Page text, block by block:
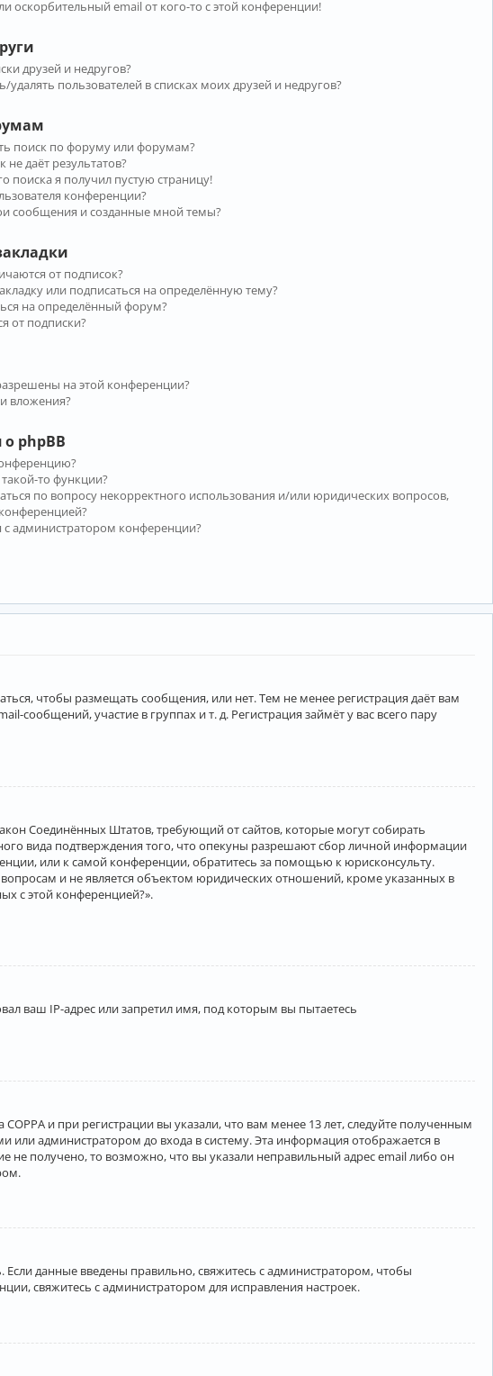
оскорбительный email от кого-то с этой конференции!
друзей и недругов?
удалять пользователей в списках моих друзей и недругов?
поиск по форуму или форумам?
даёт результатов?
поиска я получил пустую страницу!
конференции?
сообщения и созданные мной темы?
от подписок?
или подписаться на определённую тему?
на определённый форум?
от подписки?
на этой конференции?
вложения?
phpBB
то функции?
по вопросу некорректного использования и/или юридических вопросов,
с администратором конференции?
чтобы размещать сообщения, или нет. Тем не менее регистрация даёт вам
участие в группах и т. д. Регистрация займёт у вас всего пару
Соединённых Штатов, требующий от сайтов, которые могут собирать
вида подтверждения того, что опекуны разрешают сбор личной информации
или к самой конференции, обратитесь за помощью к юрисконсульту.
и не является объектом юридических отношений, кроме указанных в
с этой конференцией?».
ваш IP-адрес или запретил имя, под которым вы пытаетесь
и при регистрации вы указали, что вам менее 13 лет, следуйте полученным
или администратором до входа в систему. Эта информация отображается в
не получено, то возможно, что вы указали неправильный адрес email либо он
данные введены правильно, свяжитесь с администратором, чтобы
свяжитесь с администратором для исправления настроек.